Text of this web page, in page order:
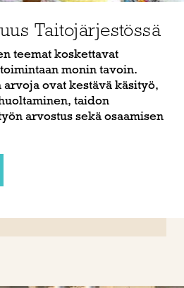
Taitojärjestössä
teemat koskettavat
monin tavoin.
ovat kestävä käsityö,
taidon
arvostus sekä osaamisen